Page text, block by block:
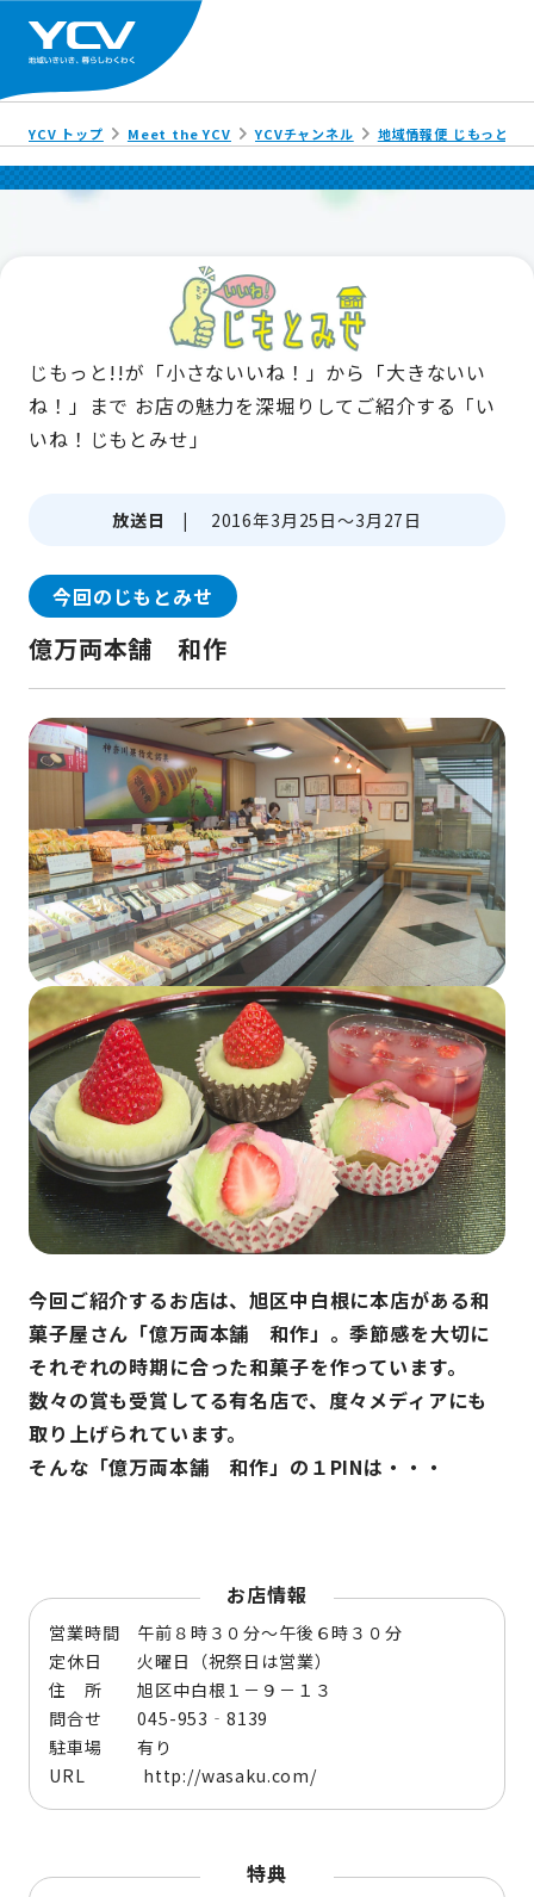
YCV トップ Meet the YCV YCVチャンネル 地域情報便 じもっと!!
じもっと!!が「小さないいね！」から「大きないい
ね！」まで お店の魅力を深堀りしてご紹介する「い
いね！じもとみせ」
放送日 | 2016年3月25日～3月27日
今回のじもとみせ
億万両本舗 和作
今回ご紹介するお店は、旭区中白根に本店がある和
菓子屋さん「億万両本舗 和作」。季節感を大切に
それぞれの時期に合った和菓子を作っています。
数々の賞も受賞してる有名店で、度々メディアにも
取り上げられています。
そんな「億万両本舗 和作」の１PINは・・・
お店情報
営業時間 午前８時３０分～午後６時３０分
定休日 火曜日（祝祭日は営業）
住 所 旭区中白根１－９－１３
問合せ 045-953‐8139
駐車場 有り
URL http://wasaku.com/
特典